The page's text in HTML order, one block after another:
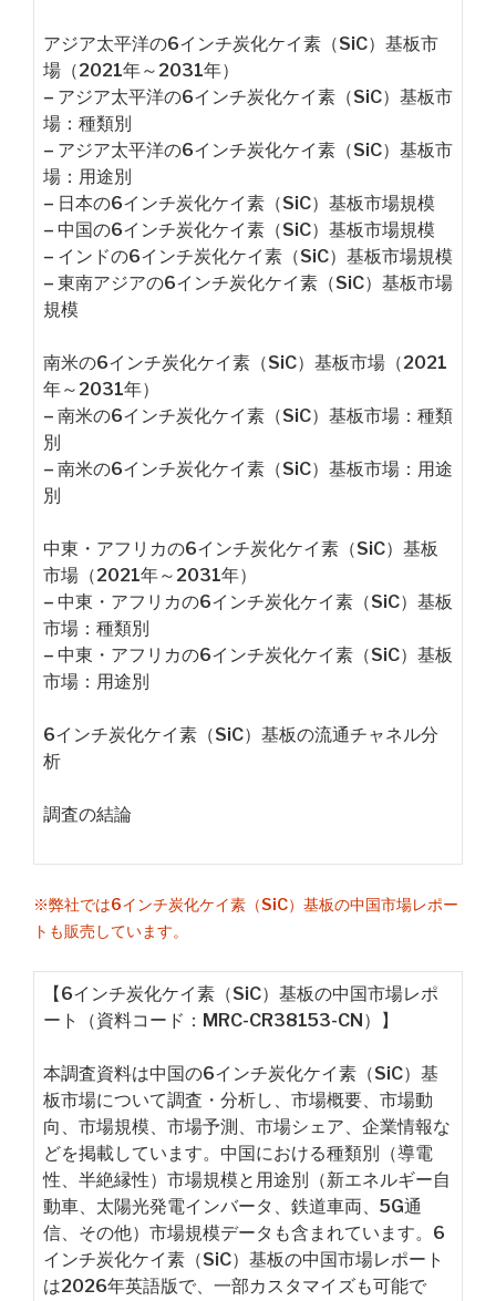
アジア太平洋の6インチ炭化ケイ素（SiC）基板市
場（2021年～2031年）
– アジア太平洋の6インチ炭化ケイ素（SiC）基板市
場：種類別
– アジア太平洋の6インチ炭化ケイ素（SiC）基板市
場：用途別
– 日本の6インチ炭化ケイ素（SiC）基板市場規模
– 中国の6インチ炭化ケイ素（SiC）基板市場規模
– インドの6インチ炭化ケイ素（SiC）基板市場規模
– 東南アジアの6インチ炭化ケイ素（SiC）基板市場
規模
南米の6インチ炭化ケイ素（SiC）基板市場（2021
年～2031年）
– 南米の6インチ炭化ケイ素（SiC）基板市場：種類
別
– 南米の6インチ炭化ケイ素（SiC）基板市場：用途
別
中東・アフリカの6インチ炭化ケイ素（SiC）基板
市場（2021年～2031年）
– 中東・アフリカの6インチ炭化ケイ素（SiC）基板
市場：種類別
– 中東・アフリカの6インチ炭化ケイ素（SiC）基板
市場：用途別
6インチ炭化ケイ素（SiC）基板の流通チャネル分
析
調査の結論
※弊社では6インチ炭化ケイ素（SiC）基板の中国市場レポー
トも販売しています。
【6インチ炭化ケイ素（SiC）基板の中国市場レポ
ート（資料コード：MRC-CR38153-CN）】
本調査資料は中国の6インチ炭化ケイ素（SiC）基
板市場について調査・分析し、市場概要、市場動
向、市場規模、市場予測、市場シェア、企業情報な
どを掲載しています。中国における種類別（導電
性、半絶縁性）市場規模と用途別（新エネルギー自
動車、太陽光発電インバータ、鉄道車両、5G通
信、その他）市場規模データも含まれています。6
インチ炭化ケイ素（SiC）基板の中国市場レポート
は2026年英語版で、一部カスタマイズも可能で